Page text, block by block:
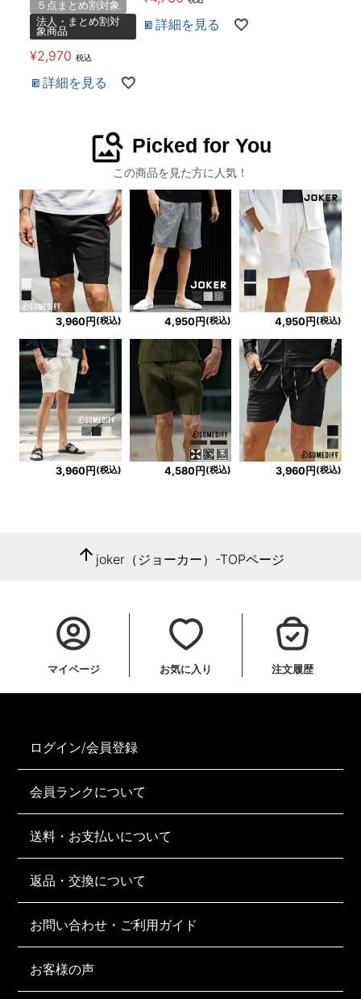
５点まとめ割対象
法人・まとめ割対
象商品
¥2,970 税込
詳細を見る
詳細を見る
image_search Picked for You
この商品を見た方に人気！
3,960円 (税込) 4,950円 (税込) 4,950円 (税込)
3,960円 (税込) 4,580円 (税込) 3,960円 (税込)
arrow_upward joker（ジョーカー）-TOPページ
マイページ お気に入り 注文履歴
ログイン/会員登録
会員ランクについて
送料・お支払いについて
返品・交換について
お問い合わせ・ご利用ガイド
お客様の声